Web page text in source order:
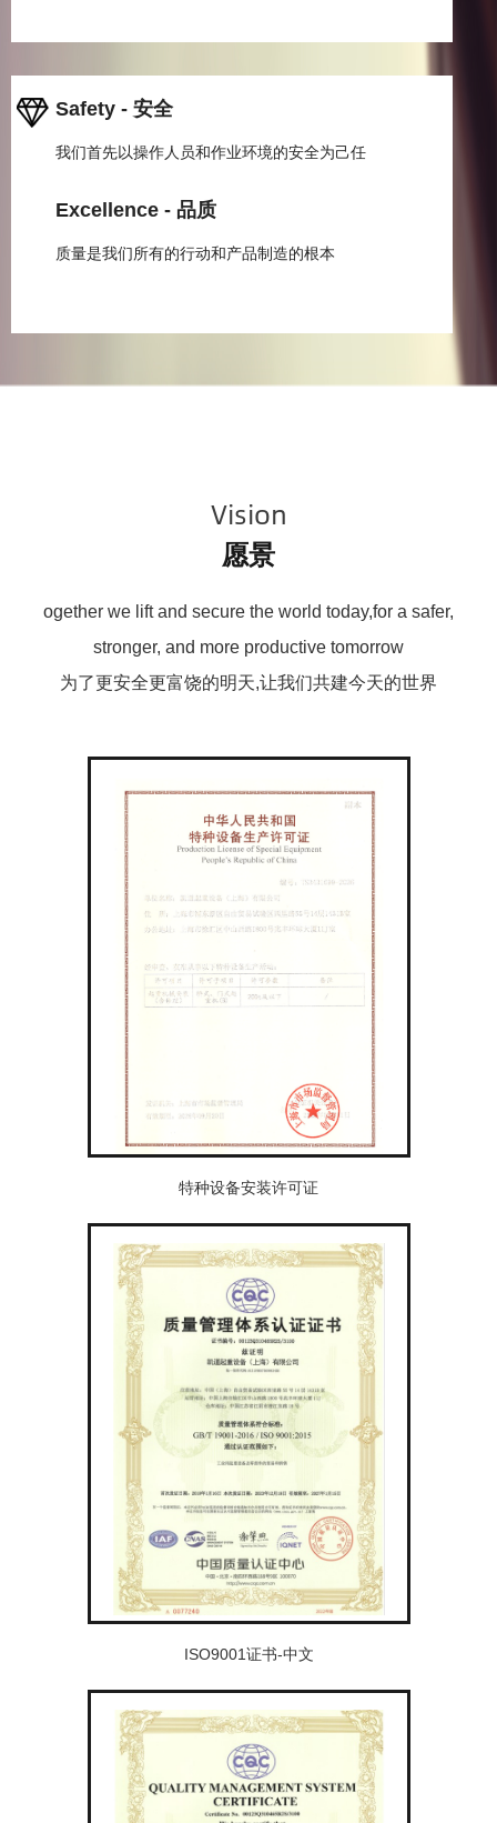
Safety - 安全
我们首先以操作人员和作业环境的安全为己任
Excellence - 品质
质量是我们所有的行动和产品制造的根本
Vision
愿景
ogether we lift and secure the world today,for a safer,
stronger, and more productive tomorrow
为了更安全更富饶的明天,让我们共建今天的世界
特种设备安装许可证
ISO9001证书-中文